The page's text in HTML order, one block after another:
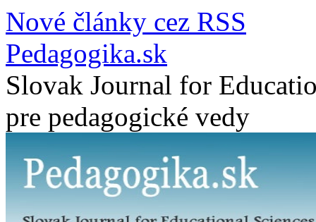
Nové články cez RSS
Pedagogika.sk
Slovak Journal for
pre pedagogické vedy